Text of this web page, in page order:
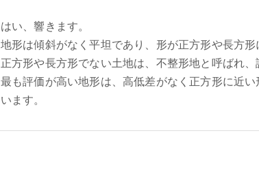
はい、響きます。
地形は傾斜がなく平坦であり、形が正方形や長方
正方形や長方形でない土地は、不整形地と呼ばれ
最も評価が高い地形は、高低差がなく正方形に近
います。